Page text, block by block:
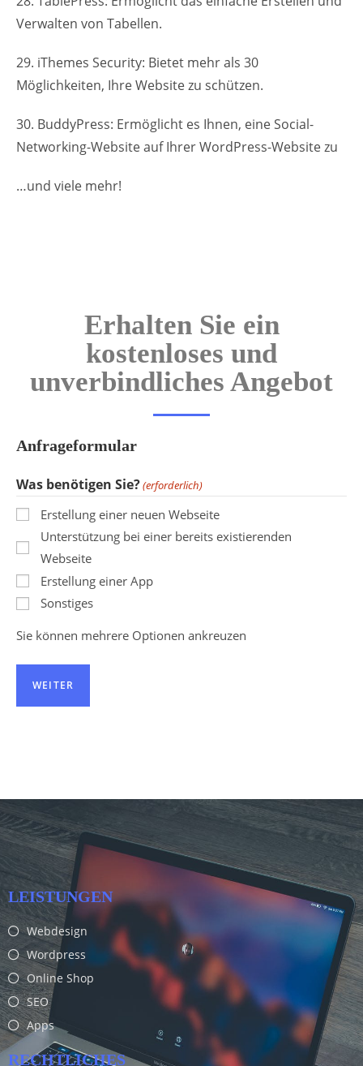
Verwalten von Tabellen.
29. iThemes Security: Bietet mehr als 30
Möglichkeiten, Ihre Website zu schützen.
30. BuddyPress: Ermöglicht es Ihnen, eine Social-
Networking-Website auf Ihrer WordPress-Website zu
…und viele mehr!
Erhalten Sie ein
kostenloses und
unverbindliches Angebot
Anfrageformular
Was benötigen Sie?(erforderlich)
Erstellung einer neuen Webseite
Unterstützung bei einer bereits existierenden
Webseite
Erstellung einer App
Sonstiges
Sie können mehrere Optionen ankreuzen
LEISTUNGEN
Webdesign
Wordpress
Online Shop
SEO
Apps
RECHTLICHES